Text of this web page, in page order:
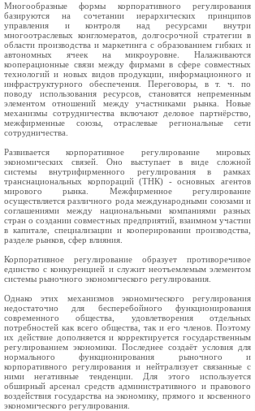
Многообразные формы корпоративного регулирования
базируются на сочетании иерархических принципов
управления и контроля над ресурсами внутри
многоотраслевых конгломератов, долгосрочной стратегии в
области производства и маркетинга с образованием гибких и
автономных ячеек на микроуровне. Налаживаются
кооперационные связи между фирмами в сфере совместных
технологий и новых видов продукции, информационного и
инфраструктурного обеспечения. Переговоры, в т. ч. по
поводу использования ресурсов, становятся непременным
элементом отношений между участниками рынка. Новые
механизмы сотрудничества включают деловое партнёрство,
межфирменные союзы, отраслевые региональные сети
сотрудничества.
Развивается корпоративное регулирование мировых
экономических связей. Оно выступает в виде сложной
системы внутрифирменного регулирования в рамках
транснациональных корпораций (ТНК) - основных агентов
мирового рынка. Межфирменное регулирование
осуществляется различного рода международными союзами и
соглашениями между национальными компаниями разных
стран о создании совместных предприятий, взаимном участии
в капитале, специализации и кооперировании производства,
разделе рынков, сфер влияния.
Корпоративное регулирование образует противоречивое
единство с конкуренцией и служит неотъемлемым элементом
системы рыночного экономического регулирования.
Однако этих механизмов экономического регулирования
недостаточно для бесперебойного функционирования
современного общества, удовлетворения отдельных
потребностей как всего общества, так и его членов. Поэтому
их действие дополняется и корректируется государственным
регулированием экономики. Последнее создаёт условия для
нормального функционирования рыночного и
корпоративного регулирования и нейтрализует связанные с
ними негативные тенденции. Для этого используется
обширный арсенал средств административного и правового
воздействия государства на экономику, прямого и косвенного
экономического регулирования.